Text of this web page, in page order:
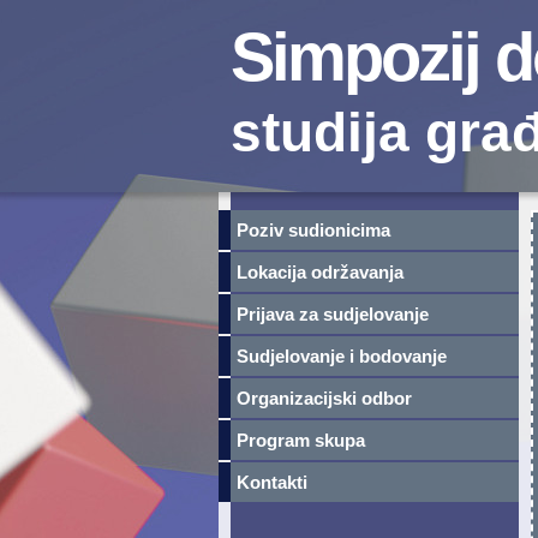
Simpozij
studija
Poziv sudionicima
Lokacija održavanja
Prijava za sudjelovanje
Sudjelovanje i bodovanje
Organizacijski odbor
Program skupa
Kontakti